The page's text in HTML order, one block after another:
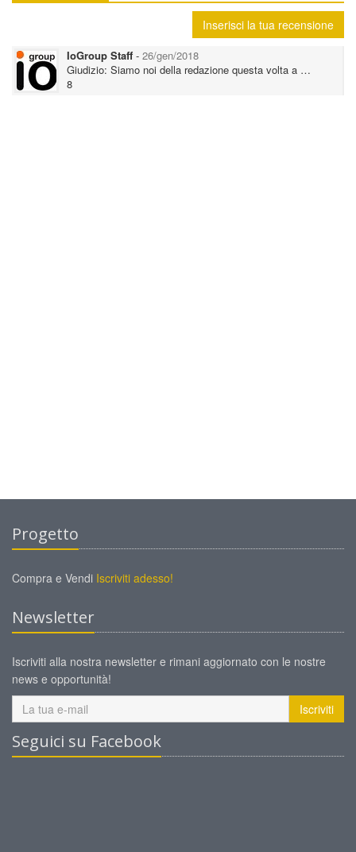
Inserisci la tua recensione
IoGroup Staff - 26/gen/2018
Giudizio: Siamo noi della redazione questa volta a …
8
Progetto
Compra e Vendi Iscriviti adesso!
Newsletter
Iscriviti alla nostra newsletter e rimani aggiornato con le nostre
news e opportunità!
Iscriviti
Seguici su Facebook